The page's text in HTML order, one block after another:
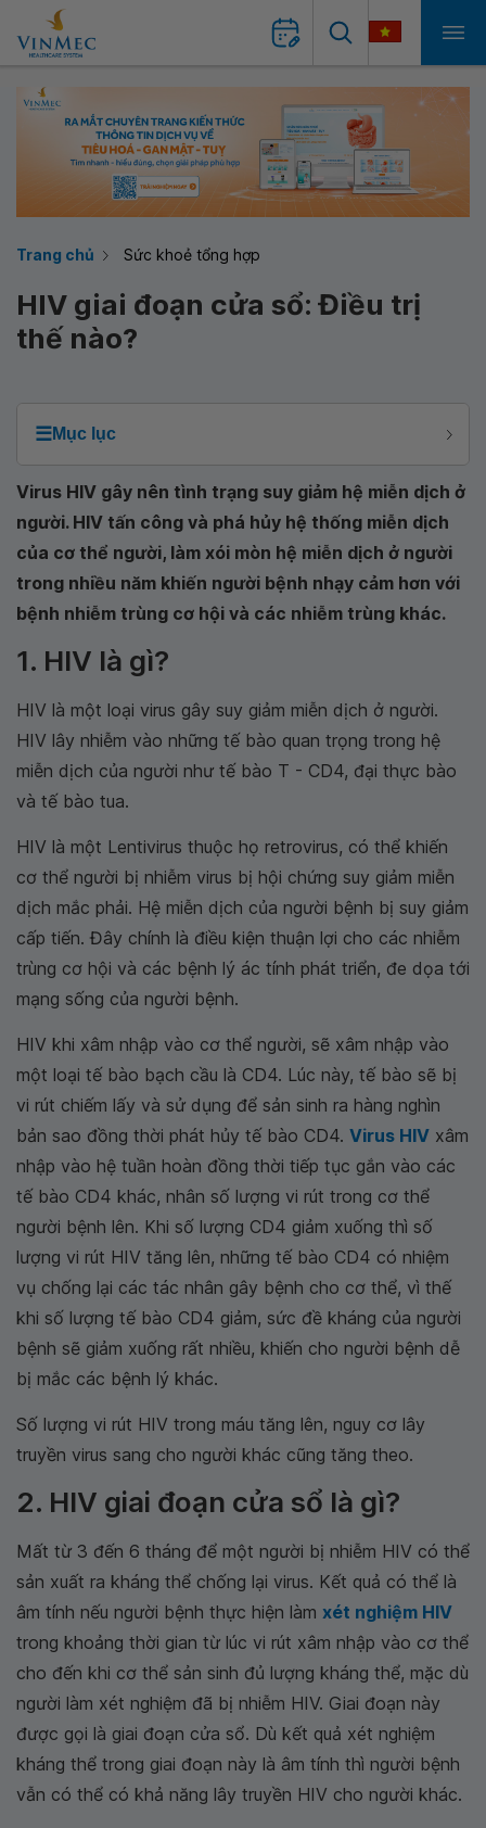
Trang chủ Sức khoẻ tổng hợp
HIV giai đoạn cửa sổ: Điều trị
thế nào?
☰Mục lục
Virus HIV gây nên tình trạng suy giảm hệ miễn dịch ở
người. HIV tấn công và phá hủy hệ thống miễn dịch
của cơ thể người, làm xói mòn hệ miễn dịch ở người
trong nhiều năm khiến người bệnh nhạy cảm hơn với
bệnh nhiễm trùng cơ hội và các nhiễm trùng khác.
1. HIV là gì?
HIV là một loại virus gây suy giảm miễn dịch ở người.
HIV lây nhiễm vào những tế bào quan trọng trong hệ
miễn dịch của người như tế bào T - CD4, đại thực bào
và tế bào tua.
HIV là một Lentivirus thuộc họ retrovirus, có thể khiến
cơ thể người bị nhiễm virus bị hội chứng suy giảm miễn
dịch mắc phải. Hệ miễn dịch của người bệnh bị suy giảm
cấp tiến. Đây chính là điều kiện thuận lợi cho các nhiễm
trùng cơ hội và các bệnh lý ác tính phát triển, đe dọa tới
mạng sống của người bệnh.
HIV khi xâm nhập vào cơ thể người, sẽ xâm nhập vào
một loại tế bào bạch cầu là CD4. Lúc này, tế bào sẽ bị
vi rút chiếm lấy và sử dụng để sản sinh ra hàng nghìn
bản sao đồng thời phát hủy tế bào CD4. Virus HIV xâm
nhập vào hệ tuần hoàn đồng thời tiếp tục gắn vào các
tế bào CD4 khác, nhân số lượng vi rút trong cơ thể
người bệnh lên. Khi số lượng CD4 giảm xuống thì số
lượng vi rút HIV tăng lên, những tế bào CD4 có nhiệm
vụ chống lại các tác nhân gây bệnh cho cơ thể, vì thế
khi số lượng tế bào CD4 giảm, sức đề kháng của người
bệnh sẽ giảm xuống rất nhiều, khiến cho người bệnh dễ
bị mắc các bệnh lý khác.
Số lượng vi rút HIV trong máu tăng lên, nguy cơ lây
truyền virus sang cho người khác cũng tăng theo.
2. HIV giai đoạn cửa sổ là gì?
Mất từ 3 đến 6 tháng để một người bị nhiễm HIV có thể
sản xuất ra kháng thể chống lại virus. Kết quả có thể là
âm tính nếu người bệnh thực hiện làm xét nghiệm HIV
trong khoảng thời gian từ lúc vi rút xâm nhập vào cơ thể
cho đến khi cơ thể sản sinh đủ lượng kháng thể, mặc dù
người làm xét nghiệm đã bị nhiễm HIV. Giai đoạn này
được gọi là giai đoạn cửa sổ. Dù kết quả xét nghiệm
kháng thể trong giai đoạn này là âm tính thì người bệnh
vẫn có thể có khả năng lây truyền HIV cho người khác.